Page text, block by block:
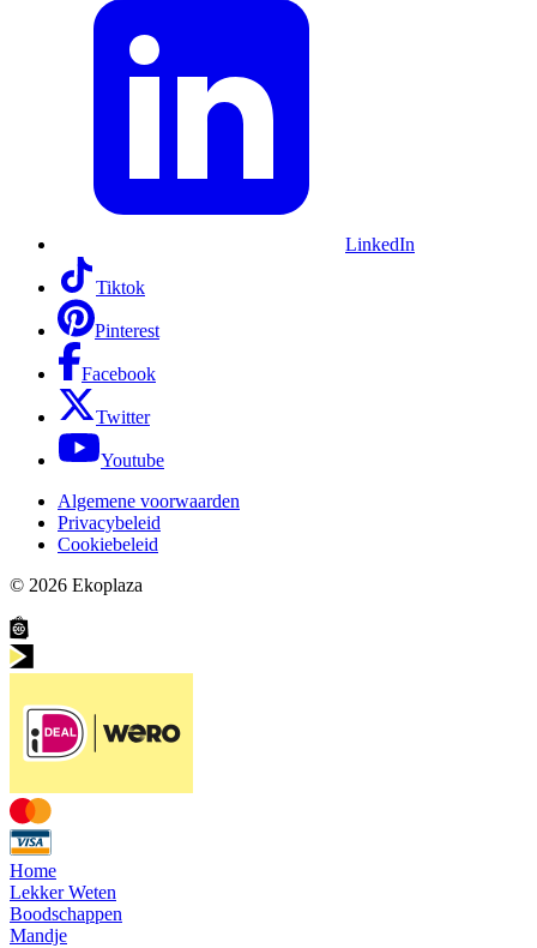
LinkedIn
Tiktok
Pinterest
Facebook
Twitter
Youtube
Algemene voorwaarden
Privacybeleid
Cookiebeleid
© 2026 Ekoplaza
Home
Lekker Weten
Boodschappen
Mandje